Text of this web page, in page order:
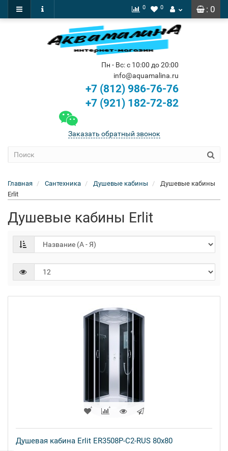
: 0
0 0
Пн - Вс: с 10:00 до 20:00
info@aquamalina.ru
+7 (812) 986-76-76
+7 (921) 182-72-82
Заказать обратный звонок
Главная Сантехника Душевые кабины
Душевые кабины
Erlit
Душевые кабины Erlit
Душевая кабина Erlit ER3508P-C2-RUS 80x80